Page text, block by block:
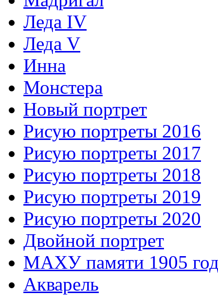
Леда IV
Леда V
Инна
Монстера
Новый портрет
Рисую портреты 2016
Рисую портреты 2017
Рисую портреты 2018
Рисую портреты 2019
Рисую портреты 2020
Двойной портрет
МАХУ памяти 1905
Акварель